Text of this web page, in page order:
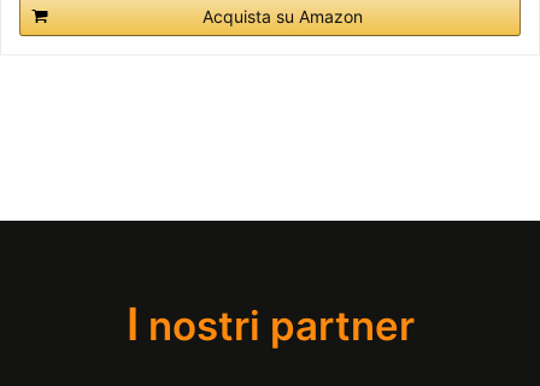
Acquista su Amazon
I nostri partner